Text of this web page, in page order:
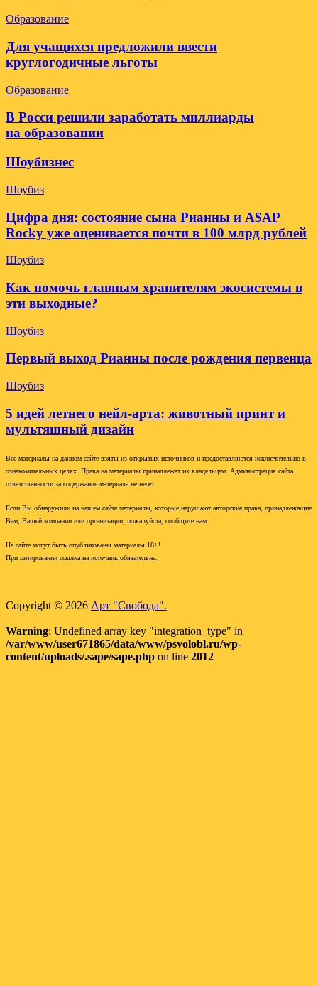
Образование
Для учащихся предложили ввести
круглогодичные льготы
Образование
В Росси решили заработать миллиарды
на образовании
Шоубизнес
Шоубиз
Цифра дня: состояние сына Рианны и A$AP
Rocky уже оценивается почти в 100 млрд рублей
Шоубиз
Как помочь главным хранителям экосистемы в
эти выходные?
Шоубиз
Первый выход Рианны после рождения первенца
Шоубиз
5 идей летнего нейл-арта: животный принт и
мультяшный дизайн
Все материалы на данном сайте взяты из открытых источников и предоставляются исключительно в
ознакомительных целях. Права на материалы принадлежат их владельцам. Администрация сайта
ответственности за содержание материала не несет.
Если Вы обнаружили на нашем сайте материалы, которые нарушают авторские права, принадлежащие
Вам, Вашей компании или организации, пожалуйста, сообщите нам.
На сайте могут быть опубликованы материалы 18+!
При цитировании ссылка на источник обязательна.
Copyright © 2026 Арт "Свобода".
Warning: Undefined array key "integration_type" in
/var/www/user671865/data/www/psvolobl.ru/wp-
content/uploads/.sape/sape.php on line 2012